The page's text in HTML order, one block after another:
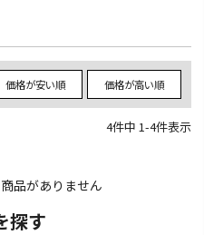
価格が安い順 価格が高い順
4件中 1-4件表示
品がありません
探す